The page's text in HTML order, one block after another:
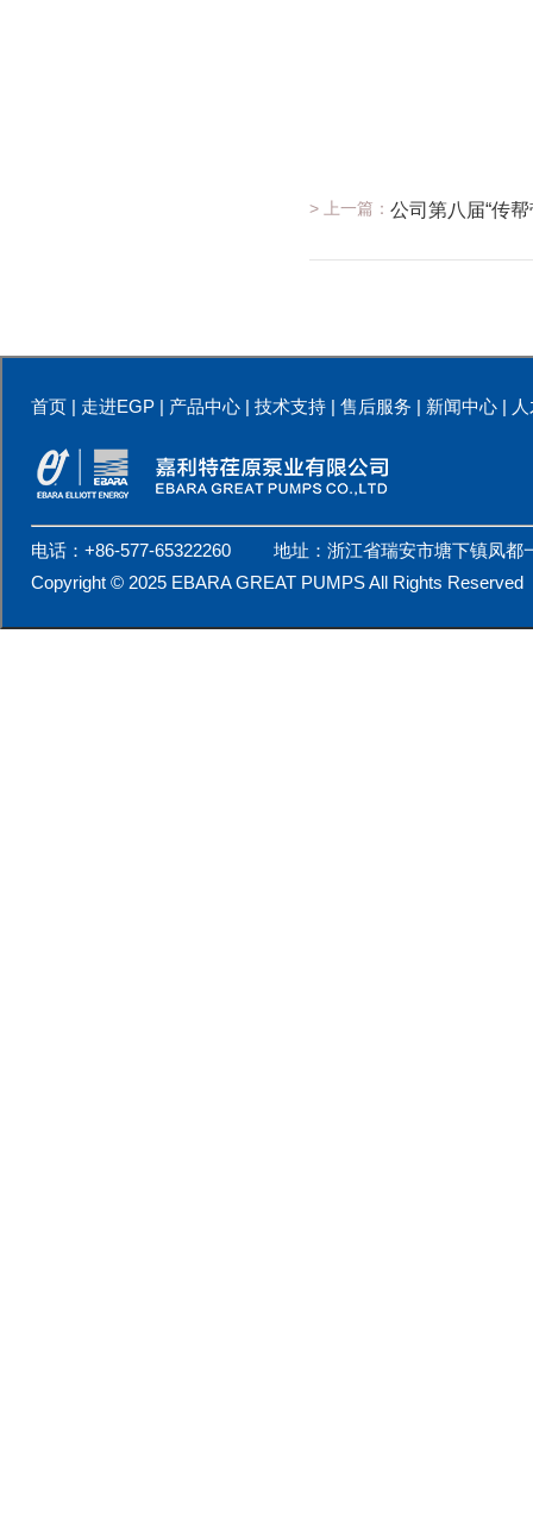
> 上一篇： 公司第八届“传
首页 | 走进EGP | 产品中心 | 技术支持 | 售后服务 | 新闻中心 |
电话：+86-577-65322260 地址：浙江省瑞安市塘下镇凤都
Copyright © 2025 EBARA GREAT PUMPS All Rights